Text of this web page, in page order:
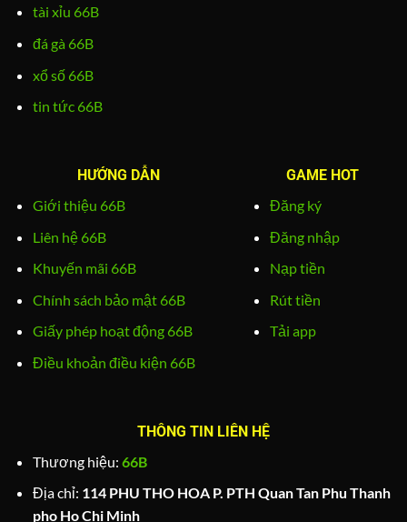
tài xỉu 66B
đá gà 66B
xổ số 66B
tin tức 66B
HƯỚNG DẪN
Giới thiệu 66B
Liên hệ 66B
Khuyến mãi 66B
Chính sách bảo mật 66B
Giấy phép hoạt động 66B
Điều khoản điều kiện 66B
GAME HOT
Đăng ký
Đăng nhập
Nạp tiền
Rút tiền
Tải app
THÔNG TIN LIÊN HỆ
Thương hiệu: 66B
Địa chỉ: 114 PHU THO HOA P. PTH Quan Tan Phu Thanh
pho Ho Chi Minh